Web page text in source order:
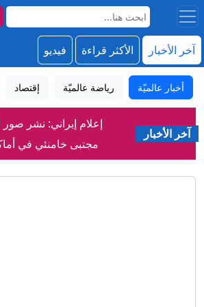
آخر الأخبار الأكثر قراءة فيديو
أخبار عالميّة رياضة عالميّة إقتصاد
آخر الأخبار
إعلام إيراني: نشر صور
مجتبى خامنئي في
دمشق تعلن التوصل إلى